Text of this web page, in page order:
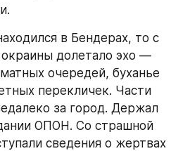
в Бендерах, то с
долетало эхо —
очередей, буханье
перекличек. Части
за город. Держал
ОПОН. Со страшной
сведения о жертвах